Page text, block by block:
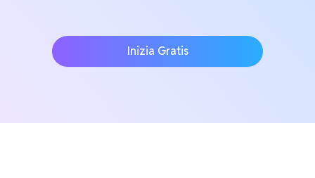
Inizia Gratis